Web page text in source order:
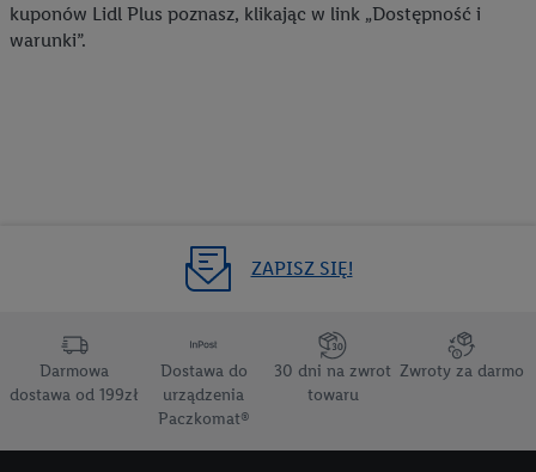
kuponów Lidl Plus poznasz, klikając w link „Dostępność i
warunki”.
ZAPISZ SIĘ!
Darmowa
dostawa od 199zł
Dostawa do
urządzenia
Paczkomat®
30 dni na zwrot
towaru
Zwroty za darmo